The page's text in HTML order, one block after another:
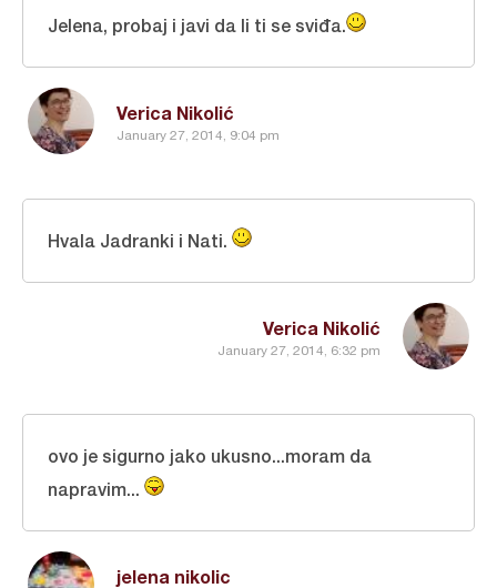
Verica Nikolić
January 27, 2014, 9:04 pm
Jelena, probaj i javi da li ti se sviđa.
Verica Nikolić
January 27, 2014, 6:32 pm
Hvala Jadranki i Nati.
jelena nikolic
ovo je sigurno jako ukusno...moram da
napravim...